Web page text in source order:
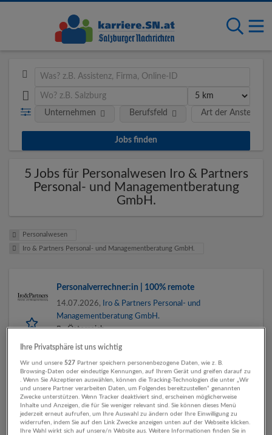
Art der Anstellung
Unternehmen Berufsfeld
5 Jobs für Personalwesen Iro & Partners
Personal- und Managementberatung
GmbH.
Personalwesen
Iro & Partners Personal- und Managementberatung GmbH.
Personalverrechner:in | 100% remote
14.07.2026,
Iro & Partners Personal- und
Managementberatung GmbH.
Österreich
HR AllrounderIn mit Kenntnissen in der
Personalverrechnung (m/w)
02.06.2026,Iro & Partners Personal- und
Managementberatung GmbH.
Salzburg
Ihre Privatsphäre ist uns wichtig
Wir und unsere527 Partner speichern personenbezogene Daten, wie z. B.
Browsing-Daten oder eindeutige Kennungen, auf Ihrem Gerät und greifen darauf zu
. Wenn Sie Akzeptieren auswählen, können die Tracking-Technologien die unter „Wir
und unsere Partner verarbeiten Daten, um Folgendes bereitzustellen“ genannten
Zwecke unterstützen. Wenn Tracker deaktiviert sind, erscheinen möglicherweise
Inhalte und Anzeigen, die für Sie weniger relevant sind. Sie können dieses Menü
jederzeit erneut aufrufen, um Ihre Auswahl zu ändern oder Ihre Einwilligung zu
widerrufen, indem Sie auf den Link Zwecke anzeigen unten auf der Webseite klicken.
Ihre Wahl wirkt sich auf unsere/n Website aus. Weitere Informationen finden Sie in